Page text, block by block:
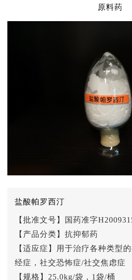
原料药
盐酸帕罗西汀
【批准文号】国药准字
【产品分类】抗抑郁药
【适应症】用于治疗各种类型
经症，社交恐怖症/社交焦虑症
【规格】25.0kg/袋，1袋/桶